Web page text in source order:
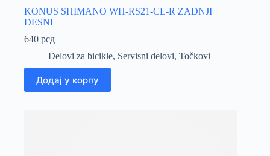
KONUS SHIMANO WH-RS21-CL-R ZADNJI
DESNI
640 рсд
Delovi za bicikle, Servisni delovi, Točkovi
Додај у корпу